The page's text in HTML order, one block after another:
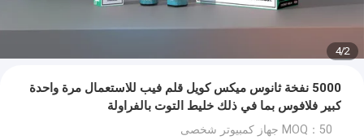
2
/
4
5000 نفخة ثانوس ميكس كويل قلم فيب للاستعمال مرة واحدة
كبير فلافوس بما في ذلك خليط التوت بالفراولة
MOQ：50 جهاز كمبيوتر شخصى